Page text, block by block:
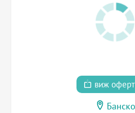
виж
Банско